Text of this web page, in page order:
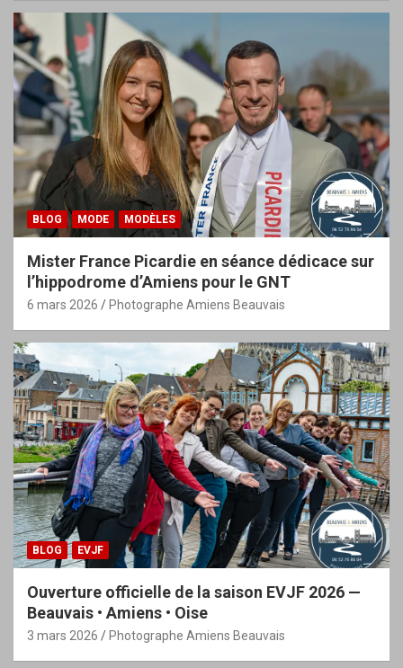
BLOG MODE MODÈLES
Mister France Picardie en séance dédicace sur
l’hippodrome d’Amiens pour le GNT
6 mars 2026 Photographe Amiens Beauvais
BLOG EVJF
Ouverture officielle de la saison EVJF 2026 —
Beauvais • Amiens • Oise
3 mars 2026 Photographe Amiens Beauvais